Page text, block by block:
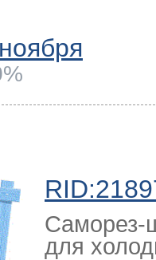
Саморез-
для